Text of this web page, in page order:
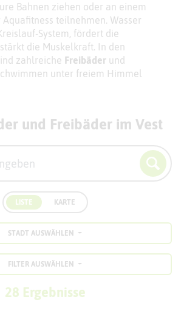
Bahnen ziehen oder an einem
teilnehmen. Wasser
System, fördert die
die Muskelkraft. In den
zahlreiche Freibäder und
unter freiem Himmel
und Freibäder im Vest
LISTE KARTE
STADT AUSWÄHLEN
FILTER AUSWÄHLEN
28 Ergebnisse